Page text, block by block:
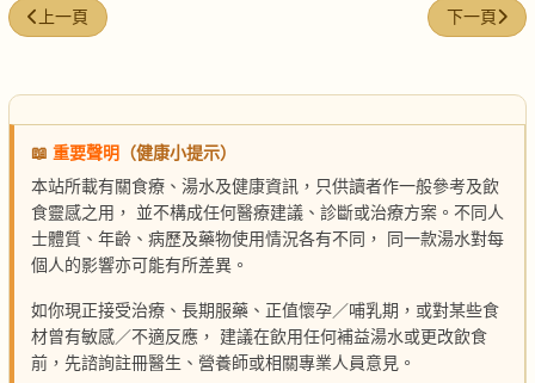
上一篇文章: 冬蟲草燉鵝肉
上一頁 下一篇文章
下一頁
📖 重要聲明
（健康小提示）
本站所載有關食療、湯水及健康資訊，只供讀者作一般參考及飲
食靈感之用， 並不構成任何醫療建議、診斷或治療方案。不同人
士體質、年齡、病歷及藥物使用情況各有不同， 同一款湯水對每
個人的影響亦可能有所差異。
如你現正接受治療、長期服藥、正值懷孕／哺乳期，或對某些食
材曾有敏感／不適反應， 建議在飲用任何補益湯水或更改飲食
前，先諮詢註冊醫生、營養師或相關專業人員意見。